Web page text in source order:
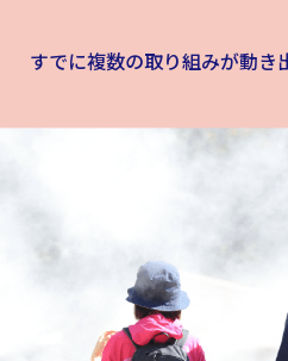
すでに複数の取り組みが動き